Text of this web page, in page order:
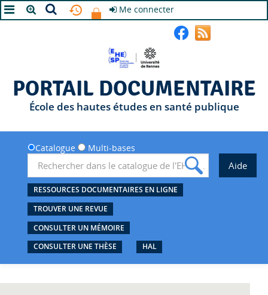
Me connecter
PORTAIL DOCUMENTAIRE
École des hautes études en santé publique
Catalogue Multi-bases
RESSOURCES DOCUMENTAIRES EN LIGNE
TROUVER UNE REVUE
CONSULTER UN MÉMOIRE
CONSULTER UNE THÈSE
HAL